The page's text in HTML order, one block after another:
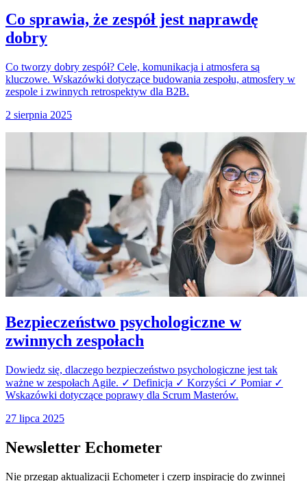
Co sprawia, że zespół jest naprawdę
dobry
Co tworzy dobry zespół? Cele, komunikacja i atmosfera są
kluczowe. Wskazówki dotyczące budowania zespołu, atmosfery w
zespole i zwinnych retrospektyw dla B2B.
2 sierpnia 2025
Bezpieczeństwo psychologiczne w
zwinnych zespołach
Dowiedz się, dlaczego bezpieczeństwo psychologiczne jest tak
ważne w zespołach Agile. ✓ Definicja ✓ Korzyści ✓ Pomiar ✓
Wskazówki dotyczące poprawy dla Scrum Masterów.
27 lipca 2025
Newsletter Echometer
Nie przegap aktualizacji Echometer i czerp inspirację do zwinnej